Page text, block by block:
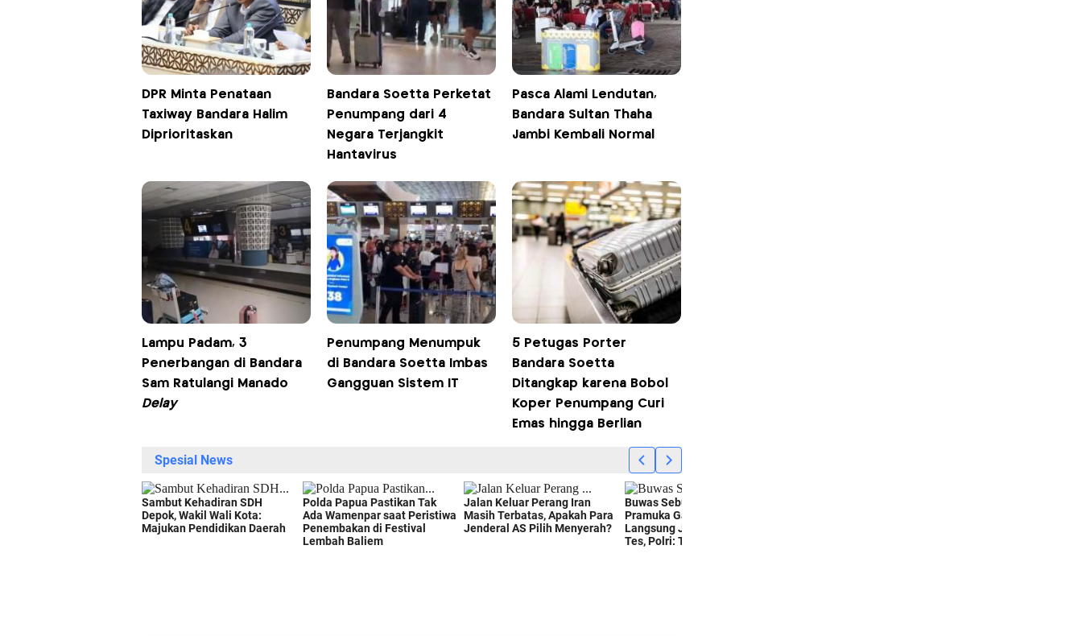
DPR Minta Penataan
Taxiway Bandara Halim
Diprioritaskan
Bandara Soetta Perketat
Penumpang dari 4
Negara Terjangkit
Hantavirus
Pasca Alami Lendutan,
Bandara Sultan Thaha
Jambi Kembali Normal
Lampu Padam, 3
Penerbangan di Bandara
Sam Ratulangi Manado
Delay
Penumpang Menumpuk
di Bandara Soetta Imbas
Gangguan Sistem IT
5 Petugas Porter
Bandara Soetta
Ditangkap karena Bobol
Koper Penumpang Curi
Emas hingga Berlian